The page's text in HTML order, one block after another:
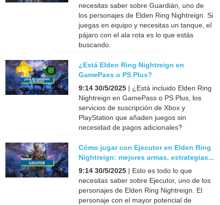
necesitas saber sobre Guardián, uno de
los personajes de Elden Ring Nightreign. Si
juegas en equipo y necesitas un tanque, el
pájaro con el ala rota es lo que estás
buscando.
¿Está Elden Ring Nightreign en
GamePass o PS Plus?
9:14 30/5/2025 | ¿Está incluido Elden Ring
Nightreign en GamePass o PS Plus, los
servicios de suscripción de Xbox y
PlayStation que añaden juegos sin
necesidad de pagos adicionales?
Cómo jugar con Ejecutor en Elden Ring
Nightreign: mejores armas, estrategias...
9:14 30/5/2025 | Esto es todo lo que
necesitas saber sobre Ejecutor, uno de los
personajes de Elden Ring Nightreign. El
personaje con el mayor potencial de